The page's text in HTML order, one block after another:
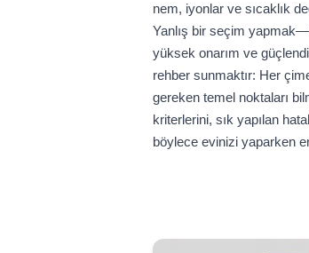
nem, iyonlar ve sıcaklık
Yanlış bir seçim
yüksek onarım ve
rehber sunmaktır: Her
gereken temel noktaları
kriterlerini, sık yapılan
böylece evinizi yaparken